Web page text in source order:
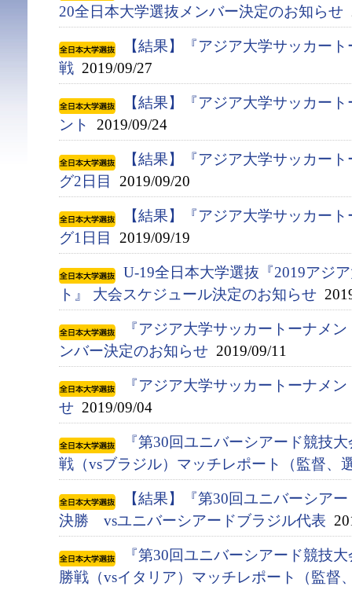
20全日本大学選抜メンバー決定のお知らせ
【結果】『アジア大学サッカー
戦 2019/09/27
【結果】『アジア大学サッカー
ント
2019/09/24
【結果】『アジア大学サッカー
グ2日目
2019/09/20
【結果】『アジア大学サッカー
グ1日目
2019/09/19
U-19全日本大学選抜『2019アジ
ト』 大会スケジュール決定のお知らせ
『アジア大学サッカートーナメ
ンバー決定のお知らせ 2019/09/11
『アジア大学サッカートーナメ
せ 2019/09/04
『第30回ユニバーシアード競技
戦（vsブラジル）マッチレポート（監督、
【結果】『第30回ユニバーシア
決勝 vsユニバーシアードブラジル代表
『第30回ユニバーシアード競技
勝戦（vsイタリア）マッチレポート（監督